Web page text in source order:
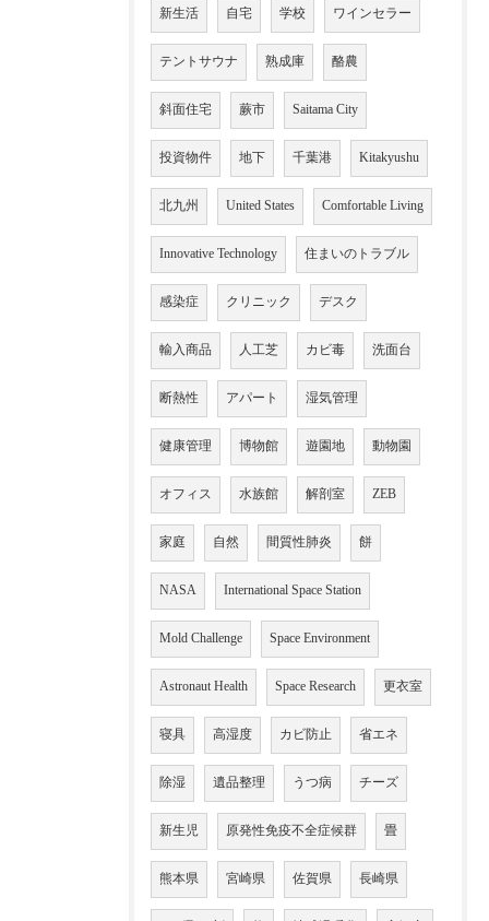
新生活 自宅 学校 ワインセラー
テントサウナ 熟成庫 酪農
斜面住宅 蕨市 Saitama City
投資物件 地下 千葉港 Kitakyushu
北九州 United States Comfortable Living
Innovative Technology 住まいのトラブル
感染症 クリニック デスク
輸入商品 人工芝 カビ毒 洗面台
断熱性 アパート 湿気管理
健康管理 博物館 遊園地 動物園
オフィス 水族館 解剖室 ZEB
家庭 自然 間質性肺炎 餅
NASA International Space Station
Mold Challenge Space Environment
Astronaut Health Space Research 更衣室
寝具 高湿度 カビ防止 省エネ
除湿 遺品整理 うつ病 チーズ
新生児 原発性免疫不全症候群 畳
熊本県 宮崎県 佐賀県 長崎県